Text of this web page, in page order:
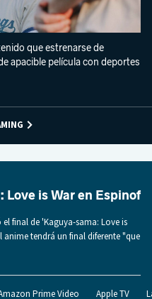
que estrenarse de
apacible película con deportes
is War en Espinof
final de 'Kaguya-sama: Love is
anime tendrá un final diferente "que
Prime Video Apple TV